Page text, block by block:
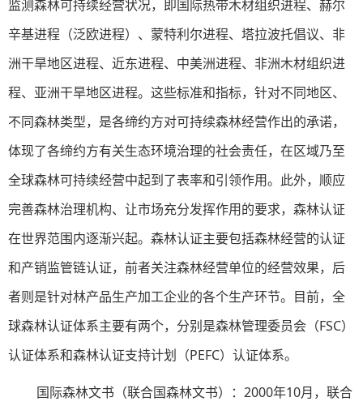
监测森林可持续经营状况，即国际热带木材组织进程、赫尔
辛基进程（泛欧进程）、蒙特利尔进程、塔拉波托倡议、非
洲干旱地区进程、近东进程、中美洲进程、非洲木材组织进
程、亚洲干旱地区进程。这些标准和指标，针对不同地区、
不同森林类型，是各缔约方对可持续森林经营作出的承诺，
体现了各缔约方有关生态环境治理的社会责任，在区域乃至
全球森林可持续经营中起到了表率和引领作用。此外，顺应
完善森林治理机构、让市场充分发挥作用的要求，森林认证
在世界范围内逐渐兴起。森林认证主要包括森林经营的认证
和产销监管链认证，前者关注森林经营单位的经营效果，后
者则是针对林产品生产加工企业的各个生产环节。目前，全
球森林认证体系主要有两个，分别是森林管理委员会（FSC）
认证体系和森林认证支持计划（PEFC）认证体系。
国际森林文书（联合国森林文书）：2000年10月，联合